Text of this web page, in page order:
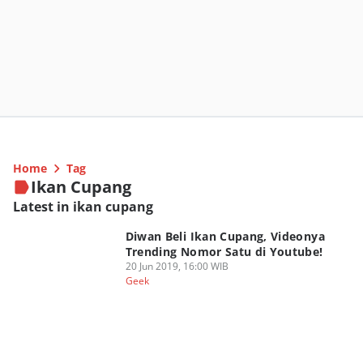
Home Tag
Ikan Cupang
Latest in ikan cupang
Diwan Beli Ikan Cupang, Videonya
Trending Nomor Satu di Youtube!
20 Jun 2019, 16:00 WIB
Geek